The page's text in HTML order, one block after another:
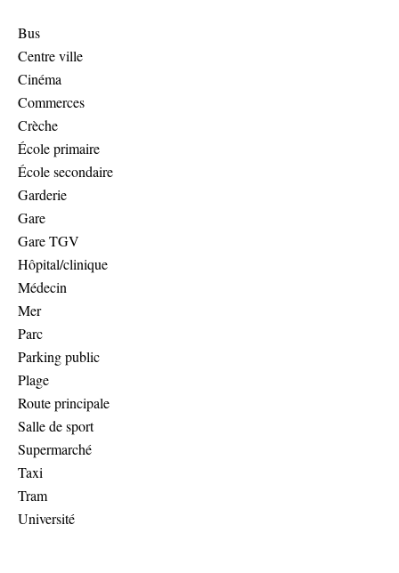
Bus
Centre ville
Cinéma
Commerces
Crèche
École primaire
École secondaire
Garderie
Gare
Gare TGV
Hôpital/clinique
Médecin
Mer
Parc
Parking public
Plage
Route principale
Salle de sport
Supermarché
Taxi
Tram
Université